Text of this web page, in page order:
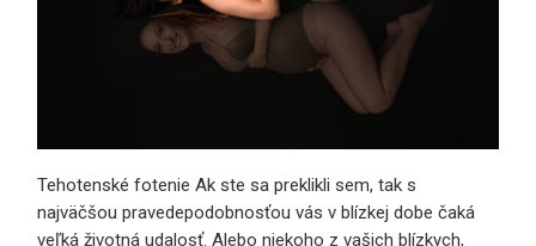
Tehotenské fotenie Ak ste sa preklikli sem, tak s
najväčšou pravedepodobnosťou vás v blízkej dobe čaká
veľká životná udalosť. Alebo niekoho z vašich blízkych,